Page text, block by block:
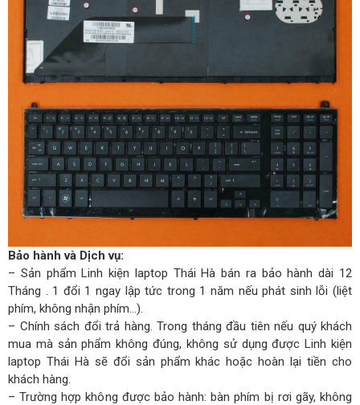
Bảo hành và Dịch vụ:
– Sản phẩm Linh kiện laptop Thái Hà bán ra bảo hành dài 12
Tháng . 1 đổi 1 ngay lập tức trong 1 năm nếu phát sinh lỗi (liệt
phím, không nhận phím…).
– Chính sách đổi trả hàng. Trong tháng đầu tiên nếu quý khách
mua mà sản phẩm không đúng, không sử dụng được Linh kiện
laptop Thái Hà sẽ đổi sản phẩm khác hoặc hoàn lại tiền cho
khách hàng.
– Trường hợp không được bảo hành: bàn phím bị rơi gãy, không